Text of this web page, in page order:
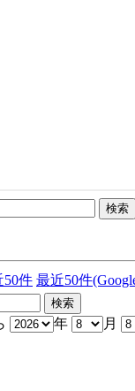
50件 最近50件
年 月